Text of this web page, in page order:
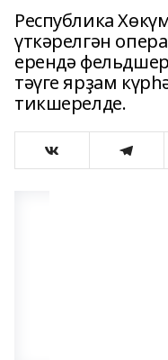
Республика
үткәрелгән
ерендә
тәүге ярҙам
тикшерелде.